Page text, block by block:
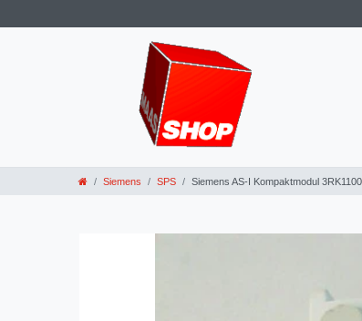
Siemens SPS Siemens AS-I Kompaktmodul